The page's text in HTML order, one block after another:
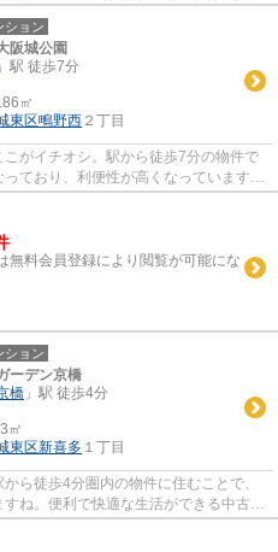
ます。室内...
ション
阪城公園
」駅 徒歩7分
㎡
東区鴫野西 ２丁目
こがイチオシ。駅から徒歩7分の物件で
ており、利便性が高くなっています。
12帖以上の...
無料会員登録により閲覧が可能にな
ション
ーデン京橋
橋 」駅 徒歩4分
㎡
東区新喜多 １丁目
ら徒歩4分圏内の物件に住むことで、
ね。便利で快適な生活ができる中古マ
グのある...